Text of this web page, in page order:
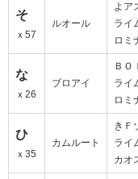
そ
ｘ57
ルオール
よア
ライ
ロミ
な
ｘ26
ブロアイ
ＢＯ
ライ
ロミ
ひ
ｘ35
カムルート
きＦ
ライ
カオ